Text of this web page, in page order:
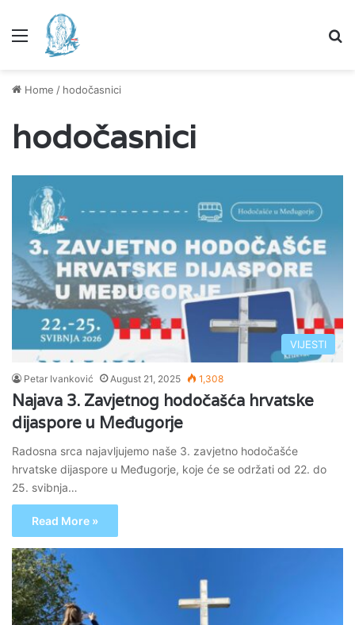
Menu
Home / hodočasnici
hodočasnici
VIJESTI
Petar Ivanković August 21, 2025 1,308
Najava 3. Zavjetnog hodočašća hrvatske
dijaspore u Međugorje
Radosna srca najavljujemo naše 3. zavjetno hodočašće
hrvatske dijaspore u Međugorje, koje će se održati od 22. do
25. svibnja…
Read More »